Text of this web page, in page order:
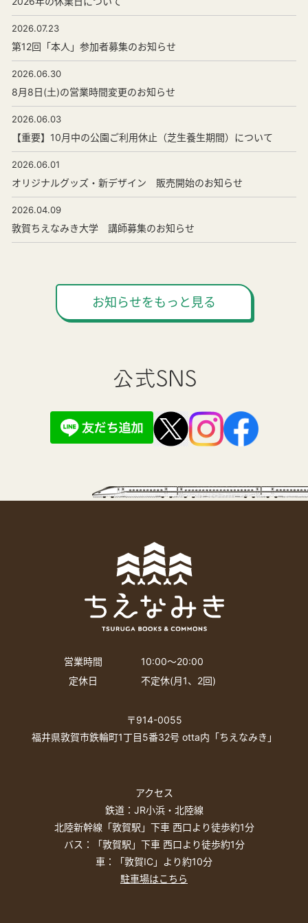
2026.07.23
第12回「本人」参加者募集のお知らせ
2026.06.30
8月8日(土)の営業時間変更のお知らせ
2026.06.03
【重要】10月中の公園ご利用休止（芝生養生期間）について
2026.06.01
オリジナルグッズ・新デザイン 販売開始のお知らせ
2026.04.09
敦賀ちえなみき大学 講師募集のお知らせ
お知らせをもっと見る
公式SNS
営業時間
10:00〜20:00
定休日
不定休(月1、2回)
〒914-0055
福井県敦賀市鉄輪町1丁目5番32号 otta内「ちえなみき」
アクセス
鉄道：JR小浜・北陸線
北陸新幹線「敦賀駅」下車 西口より徒歩約1分
バス：「敦賀駅」下車 西口より徒歩約1分
車：「敦賀IC」より約10分
駐車場はこちら